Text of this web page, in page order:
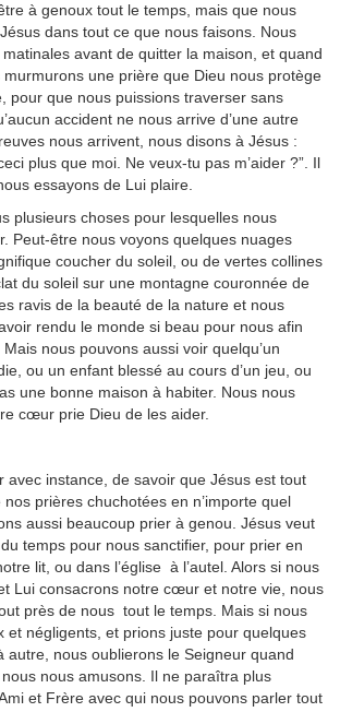
à genoux tout le temps, mais que nous
dans tout ce que nous faisons. Nous
avant de quitter la maison, et quand
une prière que Dieu nous protège
pour que nous puissions traverser sans
accident ne nous arrive d’une autre
nous arrivent, nous disons à Jésus :
plus que moi. Ne veux-tu pas m’aider ?”. Il
essayons de Lui plaire.
plusieurs choses pour lesquelles nous
Peut-être nous voyons quelques nuages
coucher du soleil, ou de vertes collines
du soleil sur une montagne couronnée de
ravis de la beauté de la nature et nous
rendu le monde si beau pour nous afin
nous pouvons aussi voir quelqu’un
ou un enfant blessé au cours d’un jeu, ou
une bonne maison à habiter. Nous nous
cœur prie Dieu de les aider.
avec instance, de savoir que Jésus est tout
prières chuchotées en n’importe quel
aussi beaucoup prier à genou. Jésus veut
temps pour nous sanctifier, pour prier en
lit, ou dans l’église à l’autel. Alors si nous
Lui consacrons notre cœur et notre vie, nous
près de nous tout le temps. Mais si nous
et négligents, et prions juste pour quelques
autre, nous oublierons le Seigneur quand
nous amusons. Il ne paraîtra plus
et Frère avec qui nous pouvons parler tout